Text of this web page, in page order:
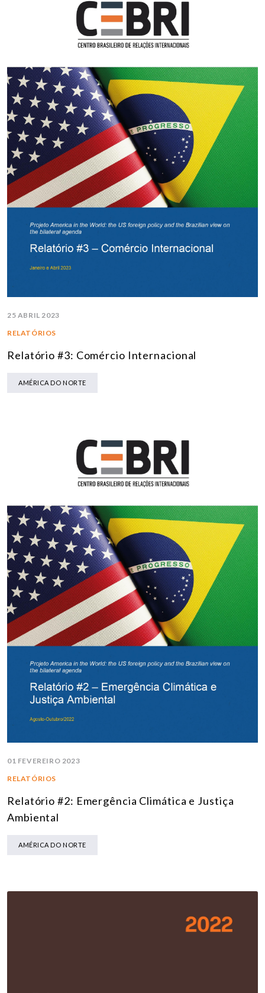
25 ABRIL 2023
RELATÓRIOS
Relatório #3: Comércio Internacional
AMÉRICA DO NORTE
01 FEVEREIRO 2023
RELATÓRIOS
Relatório #2: Emergência Climática e Justiça
Ambiental
AMÉRICA DO NORTE